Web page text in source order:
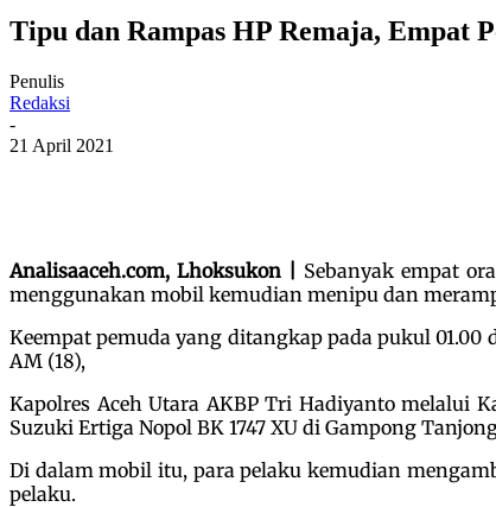
Tipu dan Rampas HP Remaja, Empat
Penulis
Redaksi
-
21 April 2021
Analisaaceh.com, Lhoksukon |
Sebanyak empat
menggunakan mobil kemudian menipu dan
Keempat pemuda yang ditangkap pada pukul
AM (18),
Kapolres Aceh Utara AKBP Tri Hadiyanto melalui
Suzuki Ertiga Nopol BK 1747 XU di Gampong
Di dalam mobil itu, para pelaku kemudian
pelaku.